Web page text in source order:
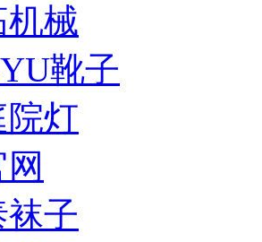
械
靴子
院灯
子